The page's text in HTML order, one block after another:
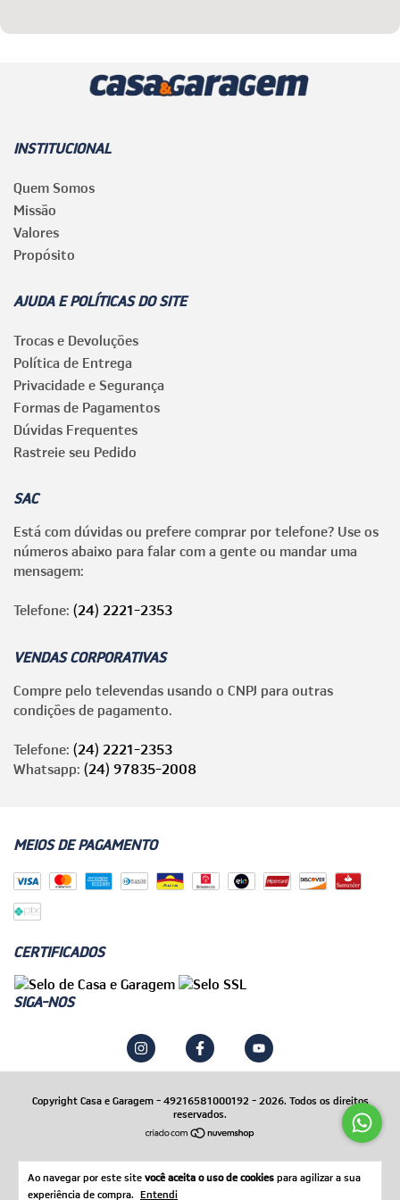
Ao navegar por este site você aceita o uso de cookies para agilizar a sua
experiência de compra. Entendi
INSTITUCIONAL
Quem Somos
Missão
Valores
Propósito
AJUDA E POLÍTICAS DO SITE
Trocas e Devoluções
Política de Entrega
Privacidade e Segurança
Formas de Pagamentos
Dúvidas Frequentes
Rastreie seu Pedido
SAC
Está com dúvidas ou prefere comprar por telefone? Use os
números abaixo para falar com a gente ou mandar uma
mensagem:
Telefone: (24) 2221-2353
VENDAS CORPORATIVAS
Compre pelo televendas usando o CNPJ para outras
condições de pagamento.
Telefone: (24) 2221-2353
Whatsapp: (24) 97835-2008
MEIOS DE PAGAMENTO
CERTIFICADOS
SIGA-NOS
Copyright Casa e Garagem - 49216581000192 - 2026. Todos os direitos
reservados.